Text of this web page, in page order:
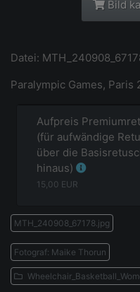
Bild
Datei:
Paralympic Games,
Aufpreis
(für aufwändige
über die
hinaus)
15,00 EUR
MTH_240908_67178.jpg
Fotograf: Maike Thorun